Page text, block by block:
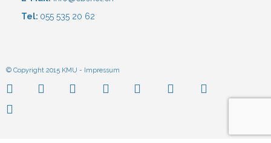
Tel: 055 535 20 62
© Copyright 2015 KMU - Impressum